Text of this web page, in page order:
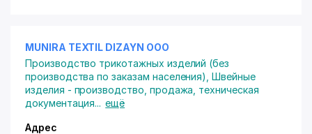
MUNIRA TEXTIL DIZAYN ООО
Производство трикотажных изделий (без
производства по заказам населения) ,Швейные
изделия - производство, продажа, техническая
документация... ещё
Адрес